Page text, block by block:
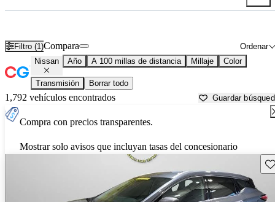
Filtro (1) Ordenar
Compara
Nissan Año A 100 millas de distancia Millaje Color
Transmisión Borrar todo
1,792 vehículos encontrados Guardar
Compra con precios transparentes.
Mostrar solo avisos que incluyan tasas del concesionario